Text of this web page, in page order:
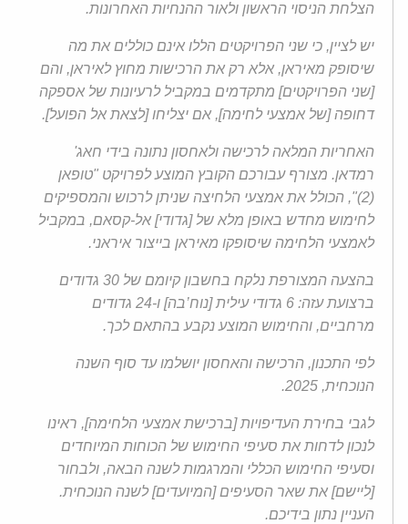
הצלחת הניסוי הראשון ולאור ההנחיות האחרונות.
יש לציין, כי שני הפרויקטים הללו אינם כוללים את מה
שיסופק מאיראן, אלא רק את הרכישות מחוץ לאיראן, והם
[שני הפרויקטים] מתקדמים במקביל לרעיונות של אספקה
דחופה [של אמצעי לחימה], אם יצליחו [לצאת אל הפועל].
האחריות המלאה לרכישה ולאחסון נתונה בידי חאג'
רמדאן. מצורף עבורכם הקובץ המוצע לפרויקט "טופאן
(2)", הכולל את אמצעי הלחיצה שניתן לרכוש והמספיקים
לחימוש מחדש באופן מלא של [גדודי] אל-קסאם, במקביל
לאמצעי הלחימה שיסופקו מאיראן בייצור איראני.
בהצעה המצורפת נלקח בחשבון קיומם של 30 גדודים
ברצועת עזה: 6 גדודי עילית [נוח’בה] ו-24 גדודים
מרחביים, והחימוש המוצע נקבע בהתאם לכך.
לפי התכנון, הרכישה והאחסון יושלמו עד סוף השנה
הנוכחית, 2025.
לגבי בחירת העדיפויות [ברכישת אמצעי הלחימה], ראינו
לנכון לדחות את סעיפי החימוש של הכוחות המיוחדים
וסעיפי החימוש הכללי והמרגמות לשנה הבאה, ולבחור
[ליישם] את שאר הסעיפים [המיועדים] לשנה הנוכחית.
העניין נתון בידיכם.